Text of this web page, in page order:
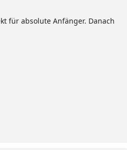
für absolute Anfänger. Danach